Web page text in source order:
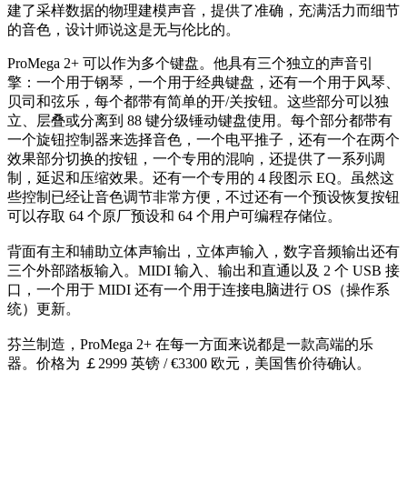
建了采样数据的物理建模声音，提供了准确，充满活力而细节
的音色，设计师说这是无与伦比的。
ProMega 2+ 可以作为多个键盘。他具有三个独立的声音引
擎：一个用于钢琴，一个用于经典键盘，还有一个用于风琴、
贝司和弦乐，每个都带有简单的开/关按钮。这些部分可以独
立、层叠或分离到 88 键分级锤动键盘使用。每个部分都带有
一个旋钮控制器来选择音色，一个电平推子，还有一个在两个
效果部分切换的按钮，一个专用的混响，还提供了一系列调
制，延迟和压缩效果。还有一个专用的 4 段图示 EQ。虽然这
些控制已经让音色调节非常方便，不过还有一个预设恢复按钮
可以存取 64 个原厂预设和 64 个用户可编程存储位。
背面有主和辅助立体声输出，立体声输入，数字音频输出还有
三个外部踏板输入。MIDI 输入、输出和直通以及 2 个 USB 接
口，一个用于 MIDI 还有一个用于连接电脑进行 OS（操作系
统）更新。
芬兰制造，ProMega 2+ 在每一方面来说都是一款高端的乐
器。价格为 ￡2999 英镑 / €3300 欧元，美国售价待确认。